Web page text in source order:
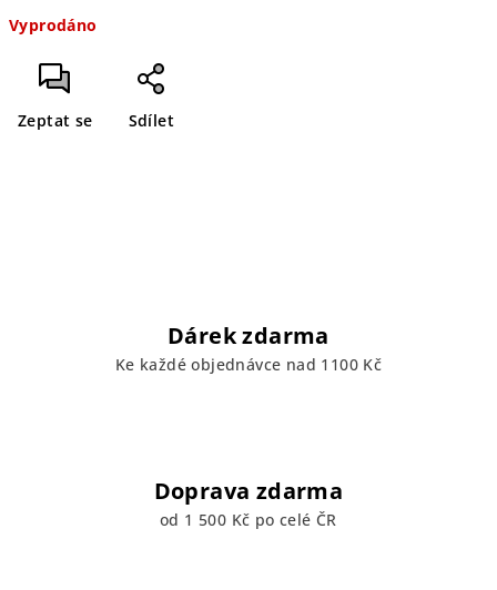
cena:
Vyprodáno
Zeptat se Sdílet
Dárek zdarma
Ke každé objednávce nad 1100 Kč
Doprava zdarma
od 1 500 Kč po celé ČR